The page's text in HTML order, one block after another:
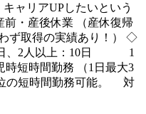
ャリアUPしたいという
・産後休業 （産休復帰
ず取得の実績あり！） ◇
5日、2人以上：10日 1
短時間勤務 （1日最大3
の短時間勤務可能。 対